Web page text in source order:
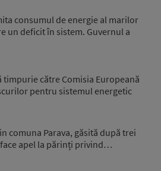
consumul de energie al marilor
un deficit în sistem. Guvernul a
timpurie către Comisia Europeană
pentru sistemul energetic
comuna Parava, găsită după trei
apel la părinți privind…